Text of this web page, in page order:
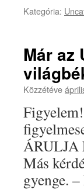
Kategória:
Már az
Közzétéve
Más
gyenge.